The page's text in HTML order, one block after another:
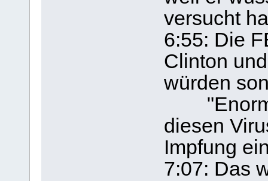
versucht
6:55: Die
Clinton
würden
"Enorm
diesen
Impfung
7:07: Das